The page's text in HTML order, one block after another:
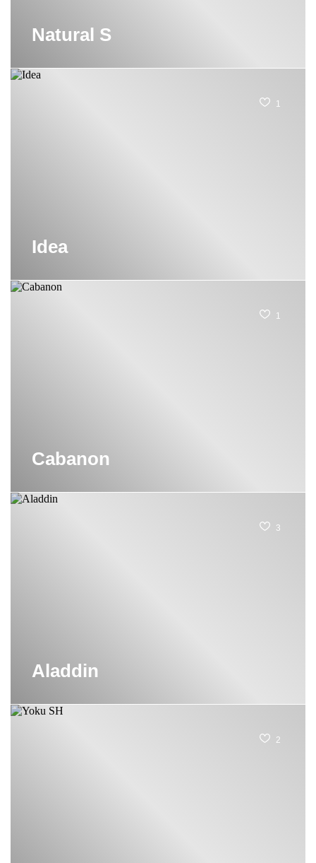
Natural S
1
Idea
1
Cabanon
3
Aladdin
2